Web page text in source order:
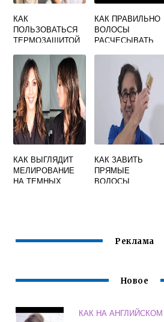
КАК
ПОЛЬЗОВАТЬСЯ
ТЕРМОЗАЩИТОЙ
КАК ПРАВИЛЬНО
ВОЛОСЫ
РАСЧЕСЫВАТЬ
КАК ВЫГЛЯДИТ
МЕЛИРОВАНИЕ
НА ТЕМНЫХ
КАК ЗАВИТЬ
ПРЯМЫЕ
ВОЛОСЫ
Реклама
Новое
КАК НА